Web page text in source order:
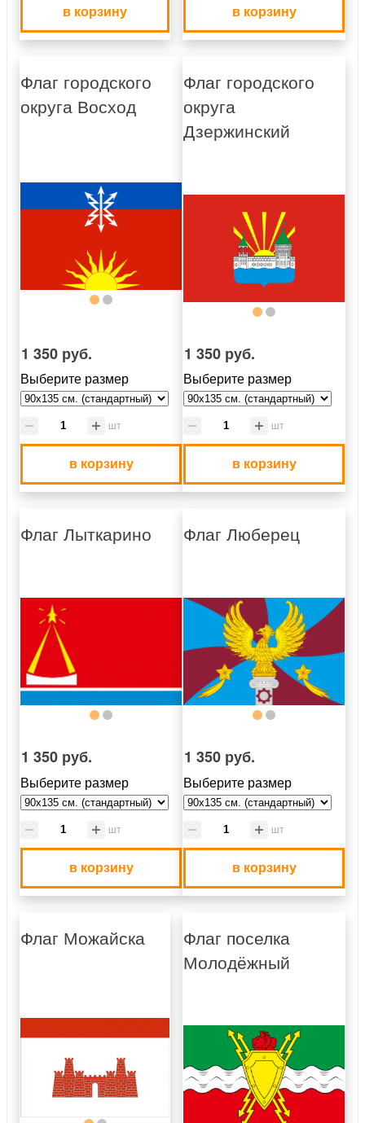
в корзину в корзину
Флаг городского
округа Восход
1 350 руб.
Выберите размер
шт
в корзину
Флаг городского
округа
Дзержинский
1 350 руб.
Выберите размер
шт
в корзину
Флаг Лыткарино
1 350 руб.
Выберите размер
шт
в корзину
Флаг Люберец
1 350 руб.
Выберите размер
шт
в корзину
Флаг Можайска
Флаг поселка
Молодёжный